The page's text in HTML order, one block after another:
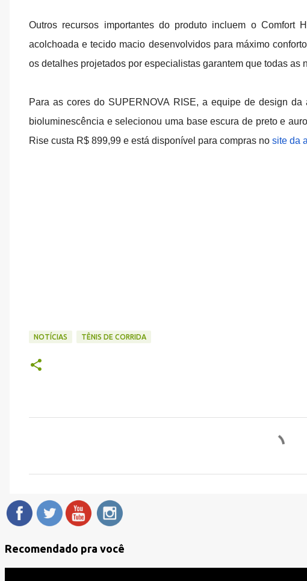
Outros recursos importantes do produto incluem o Comfort
acolchoada e tecido macio desenvolvidos para máximo
os detalhes projetados por especialistas garantem que todas as
Para as cores do SUPERNOVA RISE, a equipe de design
bioluminescência e selecionou uma base escura de preto e
Rise custa R$ 899,99 e está disponível para compras no site da
NOTÍCIAS TÊNIS DE CORRIDA
n
t
r
i
Recomendado pra você